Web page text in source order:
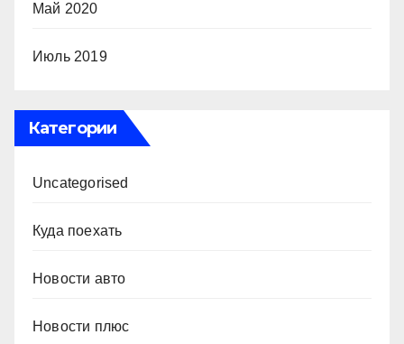
Май 2020
Июль 2019
Категории
Uncategorised
Куда поехать
Новости авто
Новости плюс